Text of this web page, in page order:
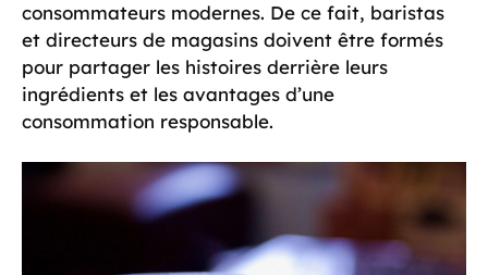
consommateurs modernes. De ce fait, baristas
et directeurs de magasins doivent être formés
pour partager les histoires derrière leurs
ingrédients et les avantages d’une
consommation responsable.